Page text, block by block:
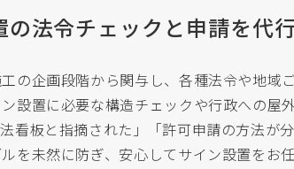
法令チェックと申請を代行
の企画段階から関与し、各種法令や地域
設置に必要な構造チェックや行政への屋
看板と指摘された」「許可申請の方法が
を未然に防ぎ、安心してサイン設置をお